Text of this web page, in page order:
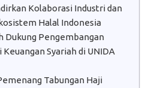
Kolaborasi Industri dan
Halal Indonesia
Dukung Pengembangan
Syariah di UNIDA
Tabungan Haji